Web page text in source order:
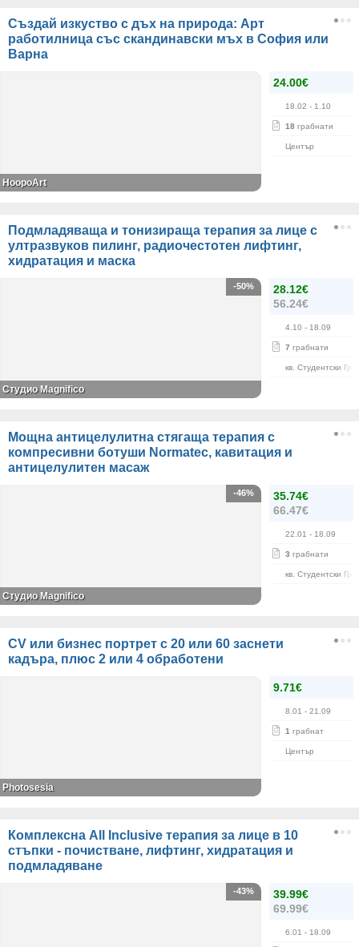
Създай изкуство с дъх на природа: Арт
работилница със скандинавски мъх в София или
Варна
24.00€
18.02 - 1.10
18 грабнати
Център
HoopoArt
Подмладяваща и тонизираща терапия за лице с
ултразвуков пилинг, радиочестотен лифтинг,
хидратация и маска
28.12€
56.24€
4.10 - 18.09
7 грабнати
кв. Студентски
-50%
Студио Magnifico
Мощна антицелулитна стягаща терапия с
компресивни ботуши Normatec, кавитация и
антицелулитен масаж
35.74€
66.47€
22.01 - 18.09
3 грабнати
кв. Студентски
-46%
Студио Magnifico
CV или бизнес портрет с 20 или 60 заснети
кадъра, плюс 2 или 4 обработени
9.71€
8.01 - 21.09
1 грабнат
Център
Photosesia
Комплексна All Inclusive терапия за лице в 10
стъпки - почистване, лифтинг, хидратация и
подмладяване
39.99€
69.99€
6.01 - 18.09
-43%